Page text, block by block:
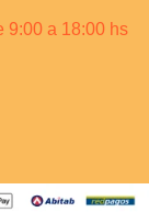
9:00 a 18:00 hs